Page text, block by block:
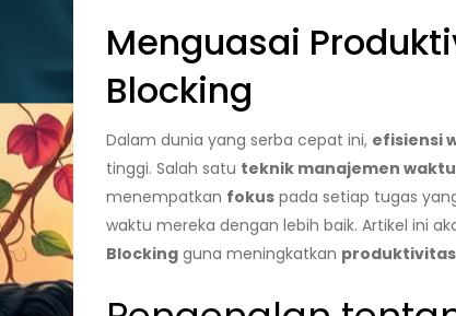
Menguasai
Blocking
Dalam dunia yang serba cepat ini, efisiensi
tinggi. Salah satu teknik manajemen waktu
menempatkan fokus pada setiap tugas
waktu mereka dengan lebih baik. Artikel ini
Blocking guna meningkatkan produktivitas